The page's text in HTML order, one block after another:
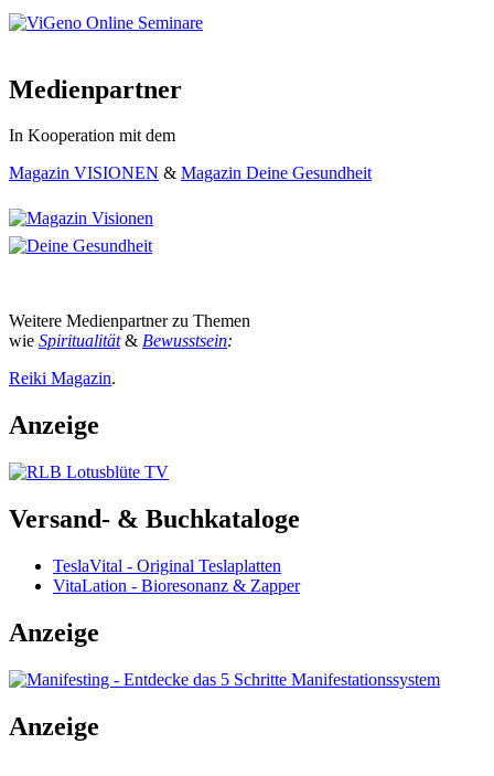
Medienpartner
In Kooperation mit dem
Magazin VISIONEN & Magazin Deine Gesundheit
Weitere Medienpartner zu Themen
wie Spiritualität& Bewusstsein:
Reiki Magazin.
Anzeige
Versand- & Buchkataloge
TeslaVital - Original Teslaplatten
VitaLation - Bioresonanz & Zapper
Anzeige
Anzeige